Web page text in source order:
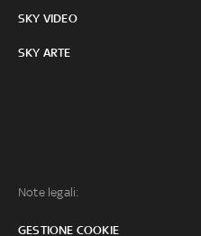
SKY VIDEO
SKY ARTE
Note legali:
GESTIONE COOKIE